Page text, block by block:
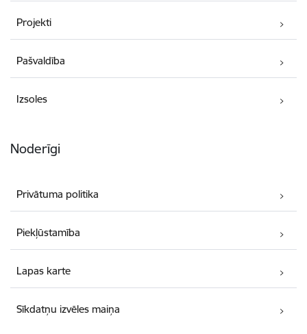
Projekti
Pašvaldība
Izsoles
Noderīgi
Privātuma politika
Piekļūstamība
Lapas karte
Sīkdatņu izvēles maiņa